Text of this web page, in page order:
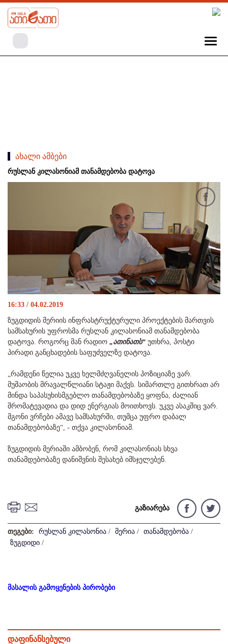
ახალი ამბები
რუსლან კილასონიამ თანამდებობა დატოვა
16:33 / 04.02.2019
ზუგდიდის მერიის ინფრასტრუქტურული პროექტების მართვის
სამსახურის უფროსმა რუსლან კილასონიამ თანამდებობა
დატოვა. როგორც მან რადიო „ათინათს“ უთხრა, პოსტი
პირადი განცხადების საფუძველზე დატოვა.
„რამდენი წელია უკვე ხელმძღვანელის პოზიციაზე ვარ.
მუშაობის მრავალწლიანი სტაჟი მაქვს. სიმართლე გითხრათ არ
მინდა საპასუხისმგებლო თანამდებობაზე ყოფნა, ძალიან
შრომატევადია და დიდ ენერგიას მოითხოვს. უკვე ასაკშიც ვარ.
მგონი ვრჩები ამავე სამსახურში, თუმცა უფრო დაბალ
თანამდებობაზე“, - თქვა კილასონიამ.
ზუგდიდის მერიაში ამბობენ, რომ კილასონიას სხვა
თანამდებობაზე დანიშვნის შესახებ იმსჯელებენ.
გაზიარება
თეგები: რუსლან კილასონია / მერია / თანამდებობა /
ზუგდიდი /
მასალის გამოყენების პირობები
დაფინანსებული